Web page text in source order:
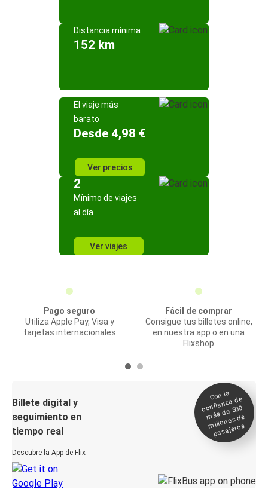
Distancia mínima
152 km
El viaje más
barato
Desde 4,98 €
Ver precios
2
Mínimo de viajes
al día
Ver viajes
Pago seguro
Utiliza Apple Pay, Visa y
tarjetas internacionales
Fácil de comprar
Consigue tus billetes online,
en nuestra app o en una
Flixshop
Billete digital y
seguimiento en
tiempo real
Descubre la App de Flix
Con la
confianza de
más de 500
millones de
pasajeros